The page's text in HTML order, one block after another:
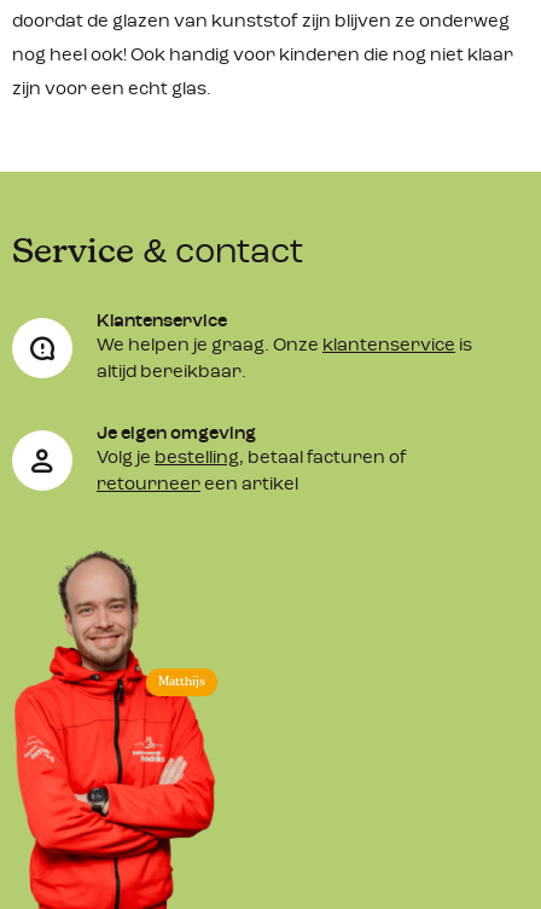
doordat de glazen van kunststof zijn blijven ze onderweg
nog heel ook! Ook handig voor kinderen die nog niet klaar
zijn voor een echt glas.
Matthijs
Service & contact
Klantenservice
We helpen je graag. Onze klantenservice is
altijd bereikbaar.
Je eigen omgeving
Volg je bestelling, betaal facturen of
retourneer een artikel